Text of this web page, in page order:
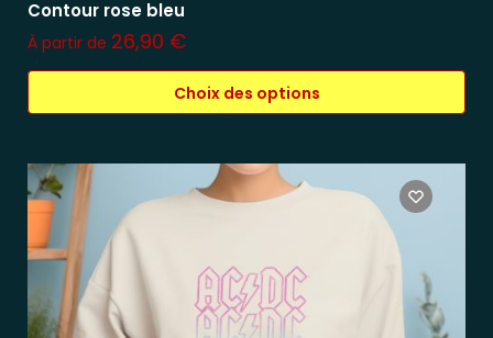
Contour rose bleu
À partir de 26,90 €
Choix des options